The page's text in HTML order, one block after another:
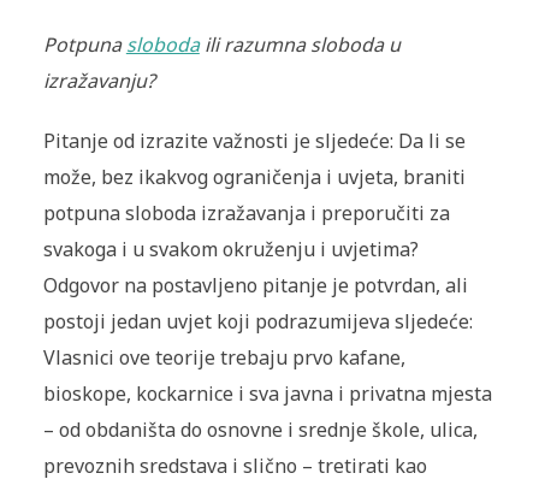
Potpunaslobodaili razumna sloboda u
izražavanju?
Pitanje od izrazite važnosti je sljedeće: Da li se
može, bez ikakvog ograničenja i uvjeta, braniti
potpuna sloboda izražavanja i preporučiti za
svakoga i u svakom okruženju i uvjetima?
Odgovor na postavljeno pitanje je potvrdan, ali
postoji jedan uvjet koji podrazumijeva sljedeće:
Vlasnici ove teorije trebaju prvo kafane,
bioskope, kockarnice i sva javna i privatna mjesta
– od obdaništa do osnovne i srednje škole, ulica,
prevoznih sredstava i slično – tretirati kao